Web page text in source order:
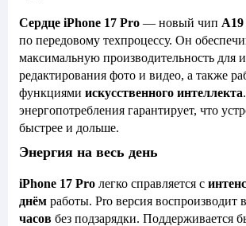
Сердце iPhone 17 Pro — новый чип
по передовому техпроцессу. Он
максимальную производительность для
редактирования фото и видео, а также
функциями искусственного интеллекта
энергопотребления гарантирует, что
быстрее и дольше.
Энергия на весь день
iPhone 17 Pro легко справляется с
днём работы. Pro версия воспроизводит
часов без подзарядки. Поддерживается